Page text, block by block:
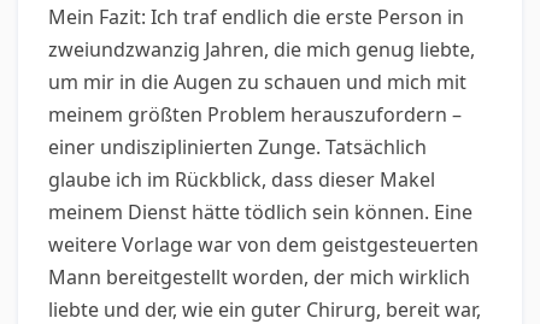
Mein Fazit: Ich traf endlich die erste Person in
zweiundzwanzig Jahren, die mich genug liebte,
um mir in die Augen zu schauen und mich mit
meinem größten Problem herauszufordern –
einer undisziplinierten Zunge. Tatsächlich
glaube ich im Rückblick, dass dieser Makel
meinem Dienst hätte tödlich sein können. Eine
weitere Vorlage war von dem geistgesteuerten
Mann bereitgestellt worden, der mich wirklich
liebte und der, wie ein guter Chirurg, bereit war,